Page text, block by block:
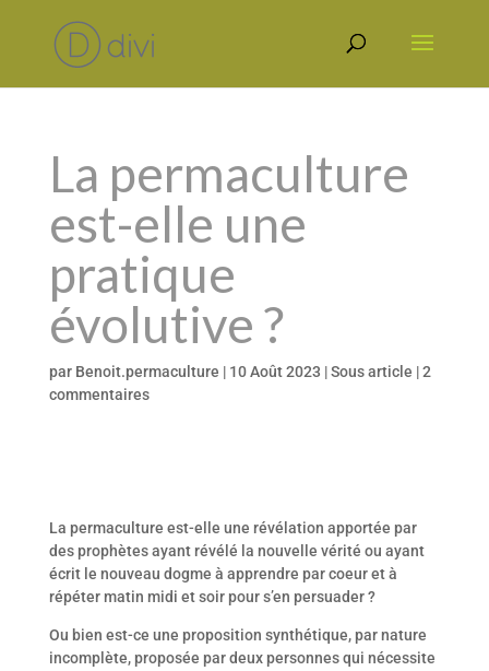
La permaculture
est-elle une
pratique
évolutive ?
par Benoit.permaculture | 10 Août 2023 |Sous article |2
commentaires
La permaculture est-elle une révélation apportée par
des prophètes ayant révélé la nouvelle vérité ou ayant
écrit le nouveau dogme à apprendre par coeur et à
répéter matin midi et soir pour s’en persuader ?
Ou bien est-ce une proposition synthétique, par nature
incomplète, proposée par deux personnes qui nécessite